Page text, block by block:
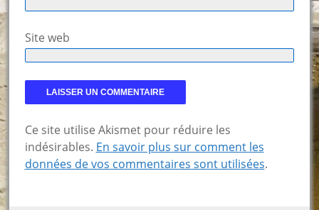
Site web
Ce site utilise Akismet pour réduire les
indésirables. En savoir plus sur comment les
données de vos commentaires sont utilisées.